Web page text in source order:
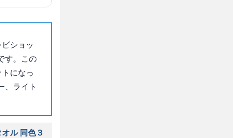
ショッ
す。この
になっ
、ライト
ル 同色３